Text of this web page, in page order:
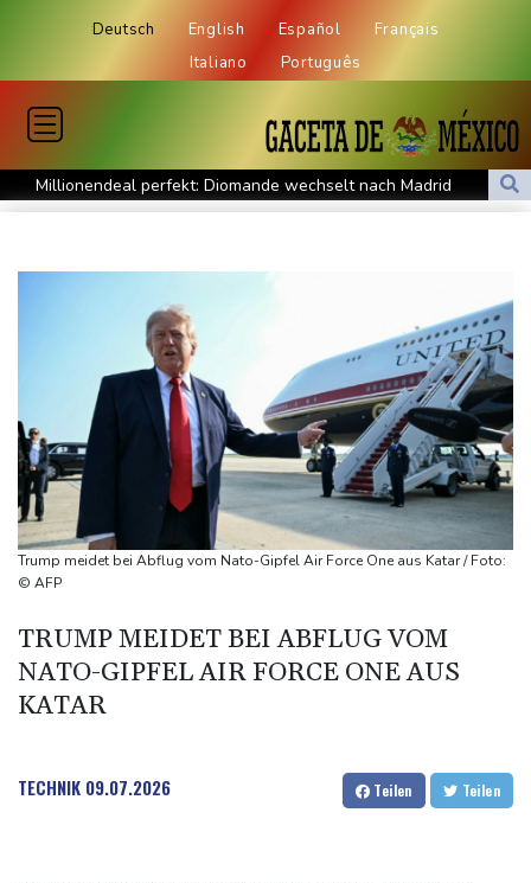
Deutsch English Español
Français
Italiano
Português
Millionendeal perfekt: Diomande wechselt nach Madrid
US-Republikaner wollen früheren Corona-Berater Fauci vor
Böden in Deutschland ähnlich trocken wie in Dürrejahren 2018
Mutter mit 71 Stichen getötet und Leiche zerstückelt: Mann muss
in Psychiatrie
Nach Ausweisung von Journalistin: Russland wirft Frankreich
"politische Verfolgung" vor
Iran-Krieg: Berichte über US-Munitionsknappheit - Pakistan will
neue Gespräche
Fund von Sprengstoffdrohne sorgt für Debatte über
Für zwei Jahre: Salah-Wechsel zu Trabzonspor perfekt
Niedrigwasser: Bilger erwägt Aufhebung von Sonn- und
Feiertagsfahrverbot für Lkw
Trump meidet bei Abflug vom Nato-Gipfel Air Force One aus Katar / Foto:
© AFP
TRUMP MEIDET BEI ABFLUG VOM
NATO-GIPFEL AIR FORCE ONE AUS
KATAR
TECHNIK 09.07.2026 Teilen Teilen